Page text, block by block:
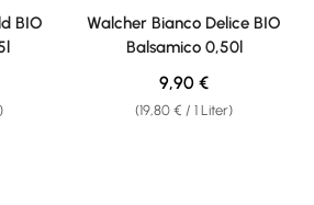
von 4.89 von 5 Sternen
BIO
Durchschnittliche Bewertung
Walcher Bianco Delice BIO
Balsamico 0,50l
(19,80 € / 1 Liter)
Regulärer Preis:
9,90 €